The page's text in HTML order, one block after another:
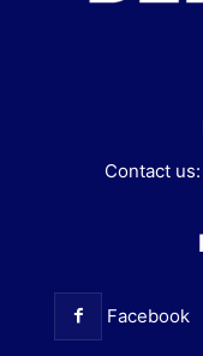
Contact us:
Facebook